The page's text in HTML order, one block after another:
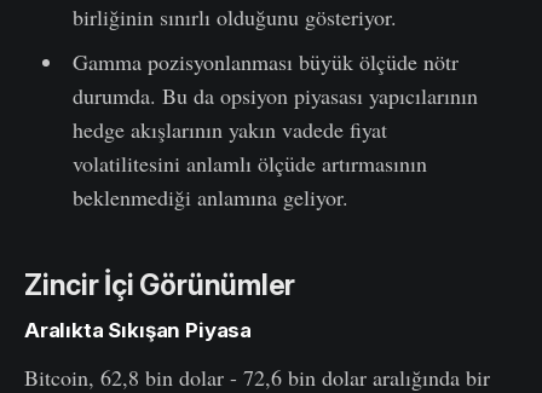
birliğinin sınırlı olduğunu gösteriyor.
Gamma pozisyonlanması büyük ölçüde nötr
durumda. Bu da opsiyon piyasası yapıcılarının
hedge akışlarının yakın vadede fiyat
volatilitesini anlamlı ölçüde artırmasının
beklenmediği anlamına geliyor.
Zincir İçi Görünümler
Aralıkta Sıkışan Piyasa
Bitcoin, 62,8 bin dolar - 72,6 bin dolar aralığında bir